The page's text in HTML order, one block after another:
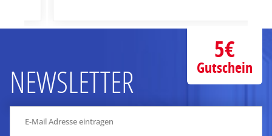
NEWSLETTER
5€
Gutschein